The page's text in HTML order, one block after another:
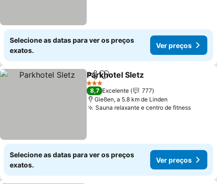
Selecione as datas para ver os preços
exatos.
Ver preços
PartilharAdicionar aos favoritos
Parkhotel Sletz
3 Estrelas
8,7 Excelente
777
Gießen, a 5.8 km de Linden
Sauna relaxante e centro de fitnessVer
Selecione as datas para ver os preços
exatos.
Ver preços